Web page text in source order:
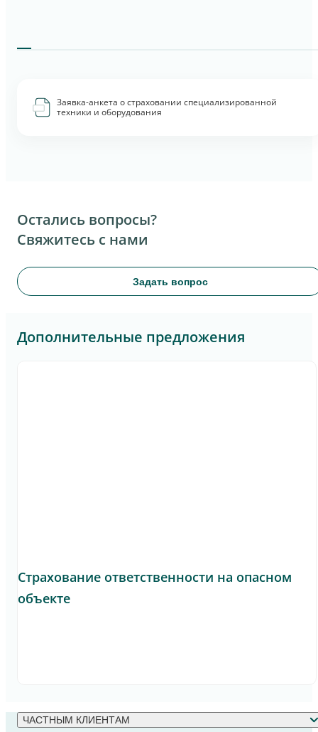
Заявка-анкета о страховании специализированной
техники и оборудования
Остались вопросы?
Свяжитесь с нами
Задать вопрос
Дополнительные предложения
Страхование ответственности на опасном
объекте
ЧАСТНЫМ КЛИЕНТАМ